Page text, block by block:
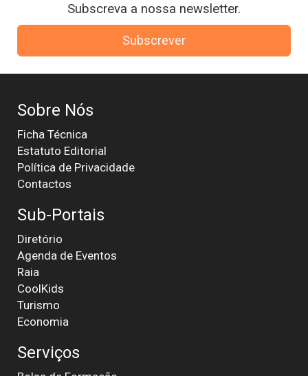
Subscreva a nossa newsletter.
Subscrever
Sobre Nós
Ficha Técnica
Estatuto Editorial
Política de Privacidade
Contactos
Sub-Portais
Diretório
Agenda de Eventos
Raia
CoolKids
Turismo
Economia
Serviços